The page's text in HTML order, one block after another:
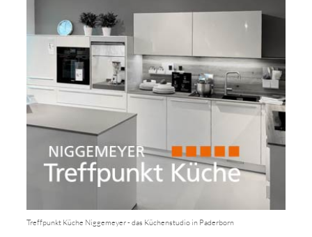
Treffpunkt Küche Niggemeyer - das Küchenstudio in Paderborn